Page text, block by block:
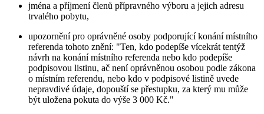
jména a příjmení členů přípravného výboru a jejich adresu
trvalého pobytu,
upozornění pro oprávněné osoby podporující konání místního
referenda tohoto znění: "Ten, kdo podepíše vícekrát tentýž
návrh na konání místního referenda nebo kdo podepíše
podpisovou listinu, ač není oprávněnou osobou podle zákona
o místním referendu, nebo kdo v podpisové listině uvede
nepravdivé údaje, dopouští se přestupku, za který mu může
být uložena pokuta do výše 3 000 Kč."